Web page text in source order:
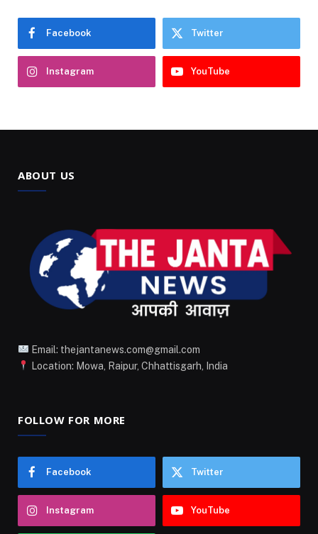
Facebook Twitter
Instagram YouTube
ABOUT US
Email: thejantanews.com@gmail.com
Location: Mowa, Raipur, Chhattisgarh, India
FOLLOW FOR MORE
Facebook Twitter
Instagram YouTube